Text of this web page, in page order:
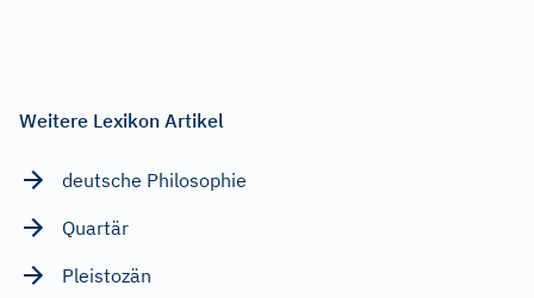
Weitere Lexikon Artikel
deutsche Philosophie
Quartär
Pleistozän